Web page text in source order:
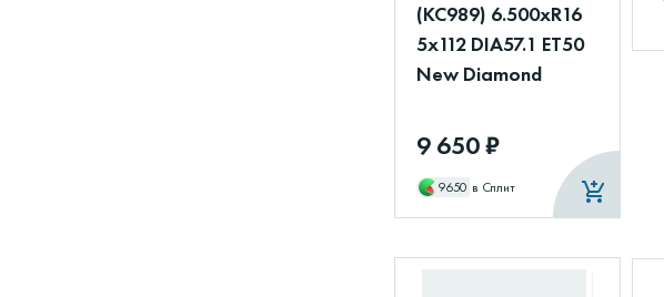
(КС989) 6.500xR16
5x112 DIA57.1 ET50
New Diamond
9 650 ₽
9650 в Сплит